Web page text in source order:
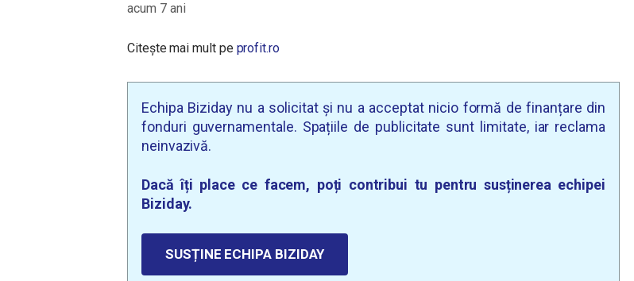
acum 7 ani
Citește mai mult pe profit.ro
Echipa Biziday nu a solicitat și nu a acceptat nicio formă de finanțare din
fonduri guvernamentale. Spațiile de publicitate sunt limitate, iar reclama
neinvazivă.
Dacă îți place ce facem, poți contribui tu pentru susținerea echipei
Biziday.
SUSȚINE ECHIPA BIZIDAY